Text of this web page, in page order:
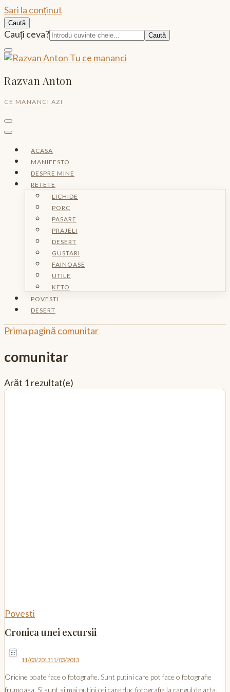
Sari la conținut
Caută
Caută:
Cauți ceva?
Razvan Anton
CE MANANCI AZI
ACASA
MANIFESTO
DESPRE MINE
RETETE
LICHIDE
PORC
PASARE
PRAJELI
DESERT
GUSTARI
FAINOASE
UTILE
KETO
POVESTI
DESERT
Prima pagină comunitar
comunitar
Arăt 1 rezultat(e)
Povesti
Cronica unei excursii
11/03/201311/03/2013
Oricine poate face o fotografie. Sunt putini care pot face o fotografie
frumoasa. Si sunt si mai putini cei care duc fotografia la rangul de arta.